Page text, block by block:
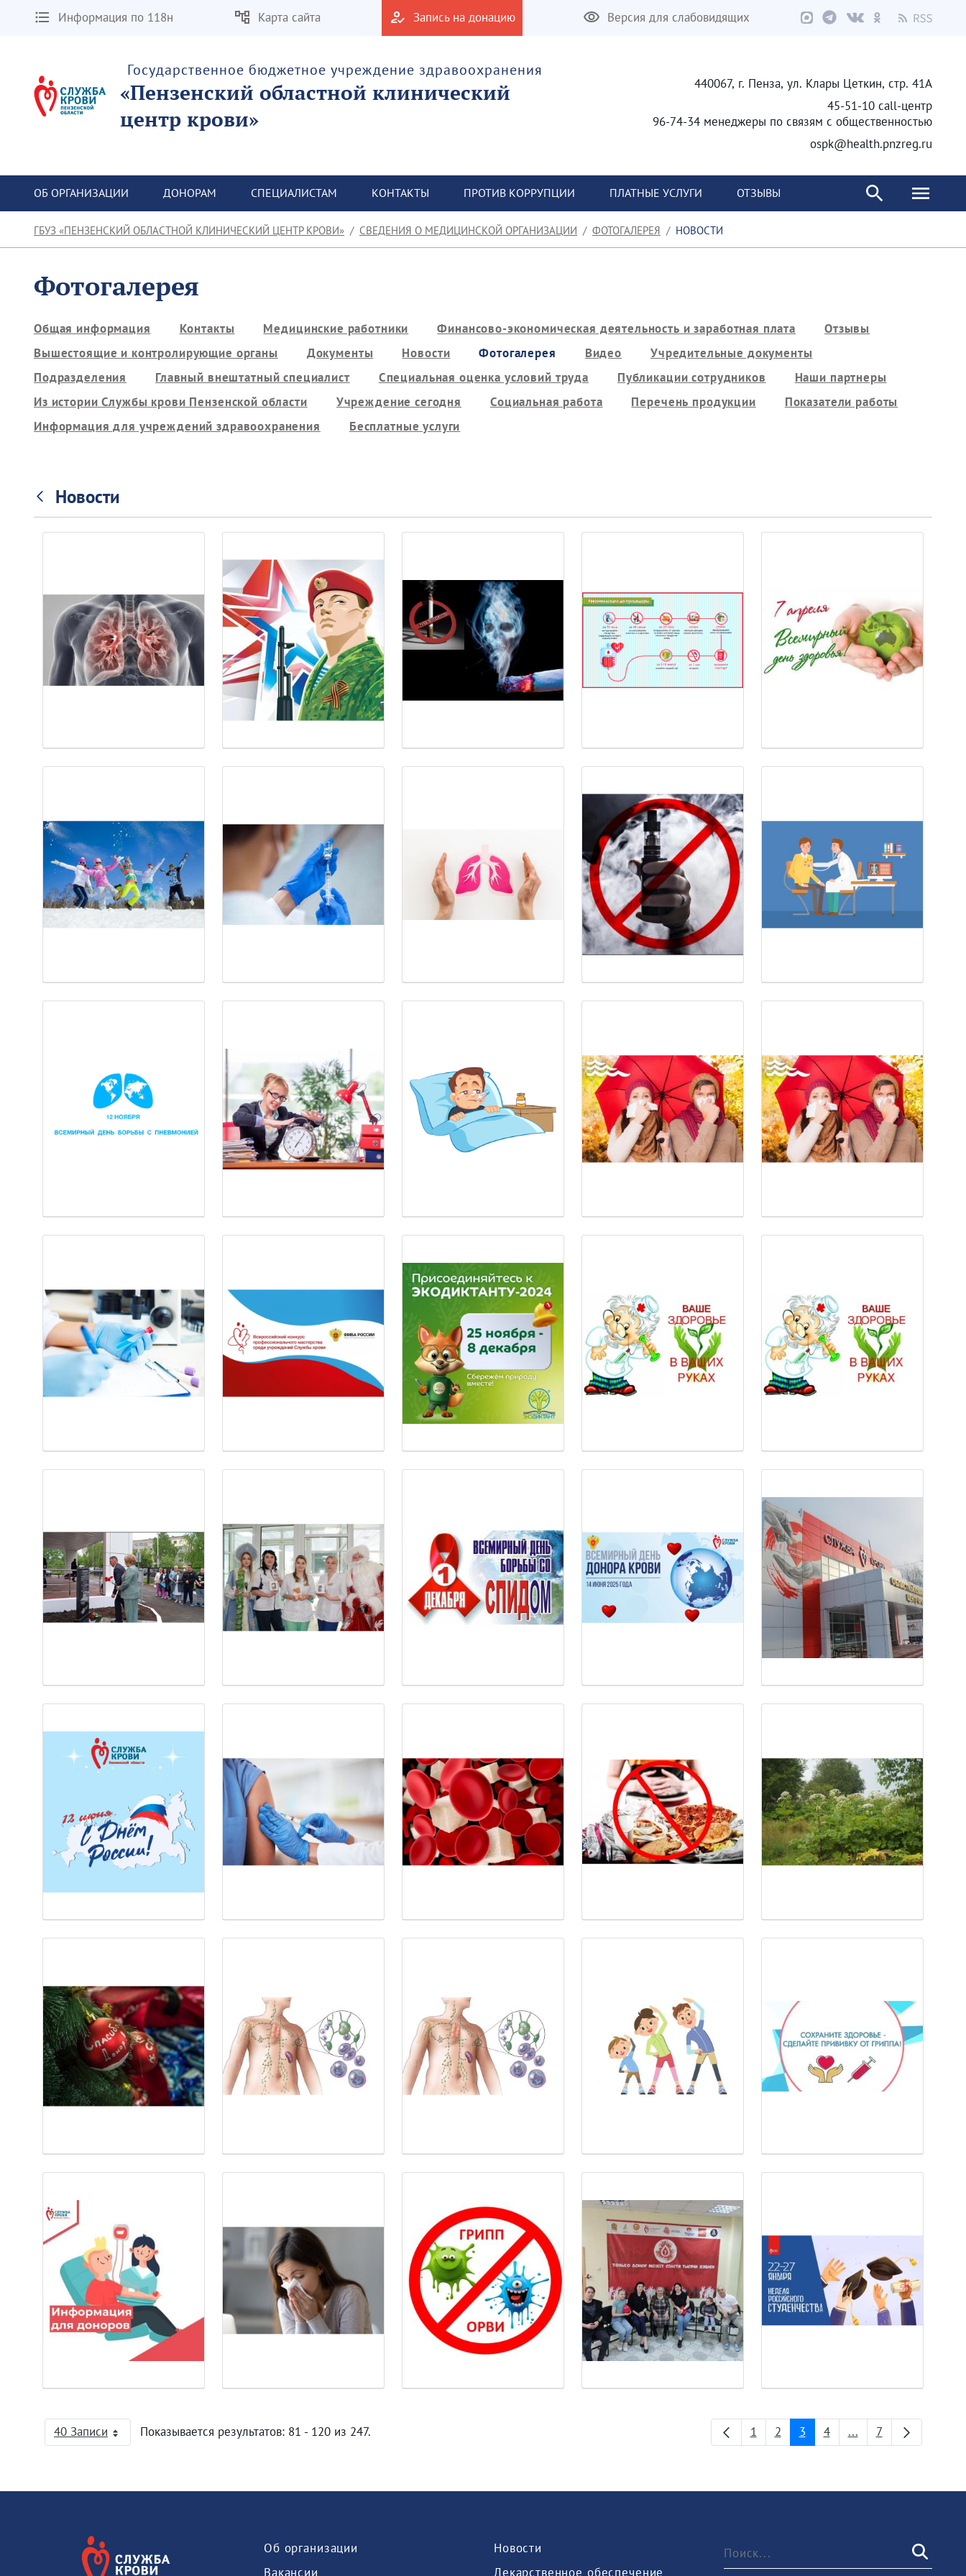
Информация по 118н Карта сайта Запись на донацию Версия для слабовидящих
Государственное бюджетное учреждение здравоохранения
«Пензенский областной клинический
центр крови»
440067, г. Пенза, ул. Клары Цеткин, стр. 41А
45-51-10 call-центр
96-74-34 менеджеры по связям с общественностью
ospk@health.pnzreg.ru
ОБ ОРГАНИЗАЦИИ ДОНОРАМ СПЕЦИАЛИСТАМ КОНТАКТЫ ПРОТИВ КОРРУПЦИИ ПЛАТНЫЕ УСЛУГИ ОТЗЫВЫ
ГБУЗ «ПЕНЗЕНСКИЙ ОБЛАСТНОЙ КЛИНИЧЕСКИЙ ЦЕНТР КРОВИ» СВЕДЕНИЯ О МЕДИЦИНСКОЙ ОРГАНИЗАЦИИ ФОТОГАЛЕРЕЯ НОВОСТИ
Фотогалерея
Общая информация Контакты Медицинские работники Финансово-экономическая деятельность и заработная плата
Отзывы
Вышестоящие и контролирующие органы
Документы Новости Фотогалерея Видео
Учредительные документы
Подразделения
Главный внештатный специалист Специальная оценка условий труда Публикации сотрудников
Наши партнеры
Из истории Службы крови Пензенской области
Учреждение сегодня Социальная работа Перечень продукции
Показатели работы
Информация для учреждений здравоохранения
Бесплатные услуги
Новости
40 ЗаписиНа страницуПоказывается результатов: 81 - 120 из 247. Страница
1 Страница
2 Страница
3 Страница
4 ...Промежуточные
Страница
7
Об организации
Вакансии
Новости
Лекарственное обеспечение